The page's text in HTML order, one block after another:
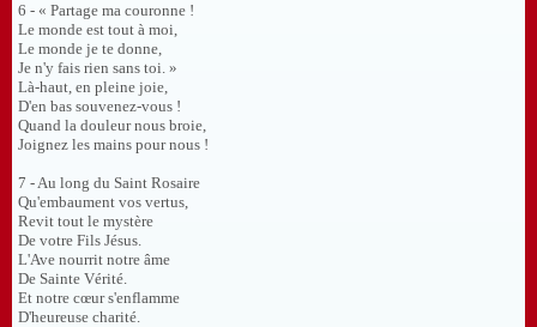
6 - « Partage ma couronne !
Le monde est tout à moi,
Le monde je te donne,
Je n'y fais rien sans toi. »
Là-haut, en pleine joie,
D'en bas souvenez-vous !
Quand la douleur nous broie,
Joignez les mains pour nous !
7 - Au long du Saint Rosaire
Qu'embaument vos vertus,
Revit tout le mystère
De votre Fils Jésus.
L'Ave nourrit notre âme
De Sainte Vérité.
Et notre cœur s'enflamme
D'heureuse charité.